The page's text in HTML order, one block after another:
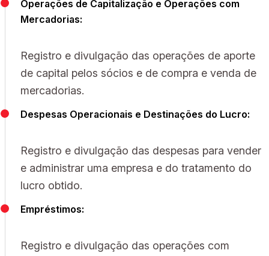
Operações de Capitalização e Operações com
Mercadorias:
Registro e divulgação das operações de aporte
de capital pelos sócios e de compra e venda de
mercadorias.
Despesas Operacionais e Destinações do Lucro:
Registro e divulgação das despesas para vender
e administrar uma empresa e do tratamento do
lucro obtido.
Empréstimos:
Registro e divulgação das operações com